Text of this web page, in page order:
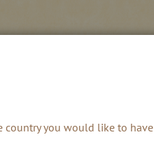
SAISONALES
country you would like to have